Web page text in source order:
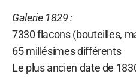
Galerie 1829 :
7330 flacons (bouteilles,
65 millésimes différents
Le plus ancien date de